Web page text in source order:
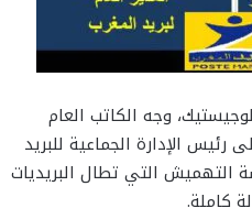
وجه الكاتب العام
رئيس الإدارة الجماعية للبريد
التهميش التي تطال البريديات
كاملة.